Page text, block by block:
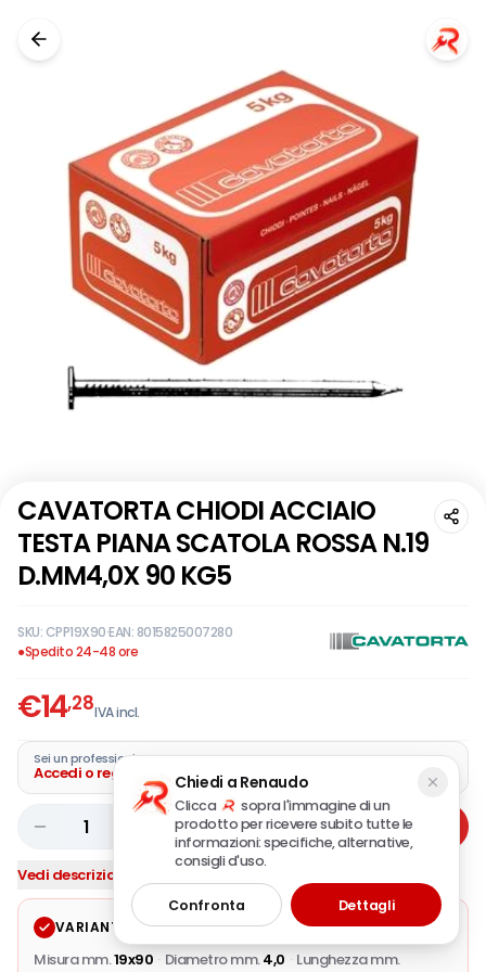
CAVATORTA CHIODI ACCIAIO
TESTA PIANA SCATOLA ROSSA N.19
D.MM4,0X 90 KG5
SKU:CPP19X90·EAN: 8015825007280
●Spedito 24-48 ore
€14,28IVA incl.
Sei un professionista?
Accedi o registra la tua azienda
1 Aggiungi
Vedi descrizione completa
VARIANTE SELEZIONATA Modifica
Misura mm.19x90 · Diametro mm.4,0 · Lunghezza mm.
Chiedi a Renaudo
Clicca
sopra l'immagine di un
prodotto per ricevere subito tutte le
informazioni: specifiche, alternative,
consigli d'uso.
Confronta Dettagli